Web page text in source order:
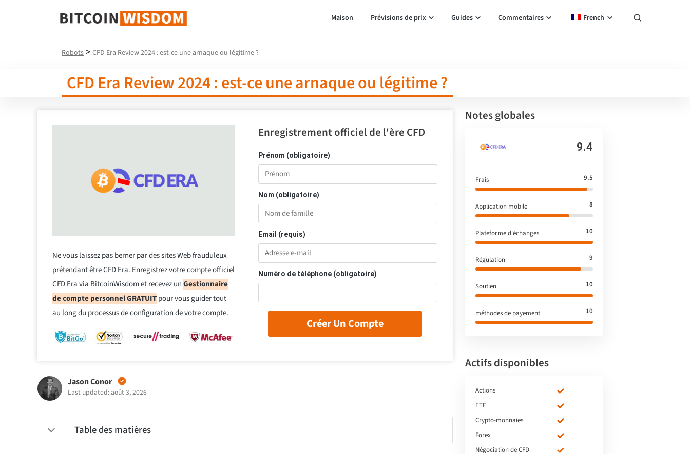
Bitcoin Sagesse
Maison Prévisions de prix Guides Commentaires French
Robots > CFD Era Review 2024 : est-ce une arnaque ou légitime ?
CFD Era Review 2024 : est-ce une arnaque ou légitime ?
Ne vous laissez pas berner par des sites Web frauduleux
prétendant être CFD Era. Enregistrez votre compte officiel
CFD Era via BitcoinWisdom et recevez unGestionnaire
de compte personnel GRATUITpour vous guider tout
au long du processus de configuration de votre compte.
Enregistrement officiel de l'ère CFD
Prénom (obligatoire)
Nom (obligatoire)
Email (requis)
Numéro de téléphone (obligatoire)
Créer Un Compte
Jason Conor
Last updated: août 3, 2026
Table des matières
Notes globales
9.4
Frais 9.5
Application mobile 8
Plateforme d'échanges 10
Régulation 9
Soutien 10
méthodes de payement 10
Actifs disponibles
Actions
ETF
Crypto-monnaies
Forex
Négociation de CFD